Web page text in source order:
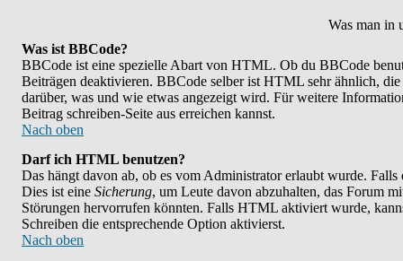
Was man in
Was ist BBCode?
BBCode ist eine spezielle Abart von HTML. Ob du BBCode
Beiträgen deaktivieren. BBCode selber ist HTML sehr ähnlich,
darüber, was und wie etwas angezeigt wird. Für weitere
Beitrag schreiben-Seite aus erreichen kannst.
Nach oben
Darf ich HTML benutzen?
Das hängt davon ab, ob es vom Administrator erlaubt wurde.
Dies ist eine Sicherung, um Leute davon abzuhalten, das Forum
Störungen hervorrufen könnten. Falls HTML aktiviert wurde,
Schreiben die entsprechende Option aktivierst.
Nach oben